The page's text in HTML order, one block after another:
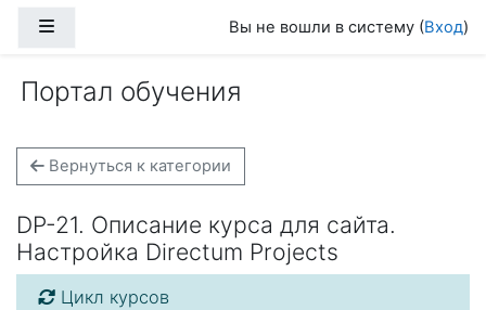
Вы не вошли в систему (Вход)
Портал обучения
Вернуться к категории
DP-21. Описание курса для сайта.
Настройка Directum Projects
Цикл курсов